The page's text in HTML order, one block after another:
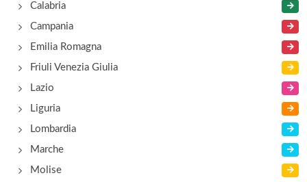
località Vigo di Ton , Vigo
Calabria
Campania
Emilia Romagna
Friuli Venezia Giulia
Lazio
Liguria
Lombardia
Marche
Molise